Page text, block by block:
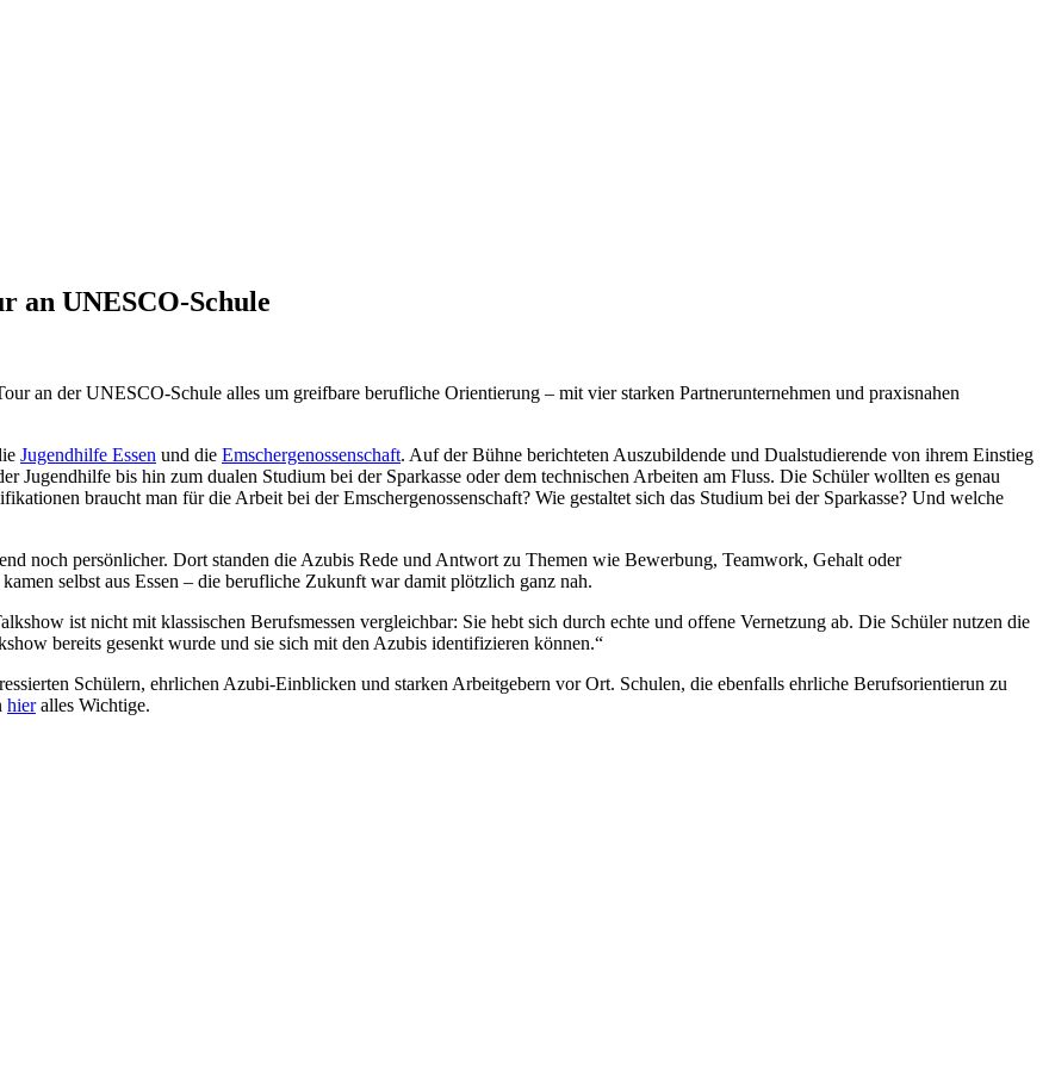
an UNESCO-Schule
an der UNESCO-Schule alles um greifbare berufliche Orientierung – mit vier starken Partnerunternehmen und praxisnahen
Jugendhilfe Essen und die Emschergenossenschaft. Auf der Bühne berichteten Auszubildende und Dualstudierende von ihrem Einstieg
bis hin zum dualen Studium bei der Sparkasse oder dem technischen Arbeiten am Fluss. Die Schüler wollten es genau
braucht man für die Arbeit bei der Emschergenossenschaft? Wie gestaltet sich das Studium bei der Sparkasse? Und welche
noch persönlicher. Dort standen die Azubis Rede und Antwort zu Themen wie Bewerbung, Teamwork, Gehalt oder
selbst aus Essen – die berufliche Zukunft war damit plötzlich ganz nah.
ist nicht mit klassischen Berufsmessen vergleichbar: Sie hebt sich durch echte und offene Vernetzung ab. Die Schüler nutzen die
bereits gesenkt wurde und sie sich mit den Azubis identifizieren können.“
Schülern, ehrlichen Azubi-Einblicken und starken Arbeitgebern vor Ort. Schulen, die ebenfalls ehrliche Berufsorientierun zu
hieralles Wichtige.